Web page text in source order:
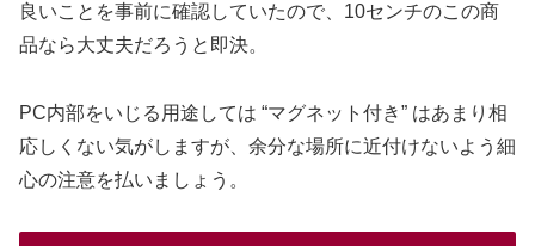
良いことを事前に確認していたので、10センチのこの商
品なら大丈夫だろうと即決。
PC内部をいじる用途しては “マグネット付き” はあまり相
応しくない気がしますが、余分な場所に近付けないよう細
心の注意を払いましょう。